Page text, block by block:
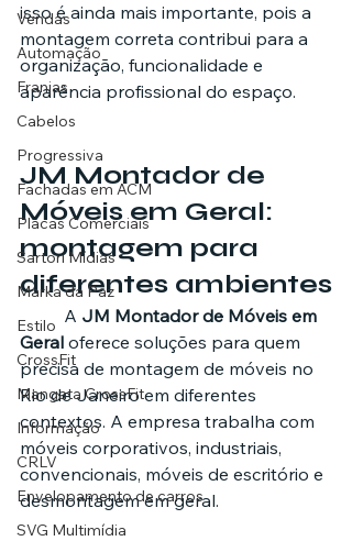
Vendas
Automação
Franjas
Cabelos
Progressiva
Fachadas em ACM
Placas Comerciais
Sartori Mídias
Marka da Paz
Estilo
CrossFit
Mangata CrossFit
Informação
CRLV
Envelopamento de carros
SVG Multimídia
isso é ainda mais importante, pois a
montagem correta contribui para a
organização, funcionalidade e
aparência profissional do espaço.
JM Montador de
Móveis em Geral:
montagem para
diferentes ambientes
	A
JM Montador de Móveis em
Geral oferece soluções para quem
precisa de montagem de móveis no
Rio de Janeiro em diferentes
contextos. A empresa trabalha com
móveis corporativos, industriais,
convencionais, móveis de escritório e
desmontagem em geral.